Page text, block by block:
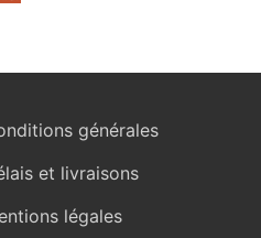
générales
et livraisons
légales